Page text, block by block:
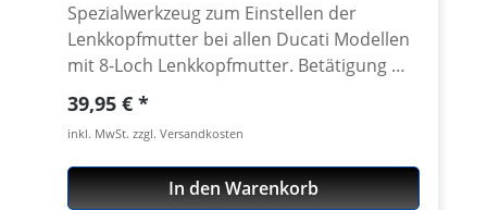
Spezialwerkzeug zum Einstellen der
Lenkkopfmutter bei allen Ducati Modellen
mit 8-Loch Lenkkopfmutter. Betätigung mit
handelsüblichem 1/2 Zoll Innenvierkant.
CNC gefräst aus extrem zähen und
hochfesten 7075 T6
Konstruktionsaluminium. Passend für alle
geschlitzten Lenkkopfmuttern der Ducati
Regulärer Preis:
39,95 €
inkl. MwSt. zzgl. Versandkosten
In den Warenkorb